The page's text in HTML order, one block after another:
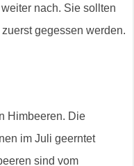
nach. Sie sollten
zuerst gegessen werden.
Himbeeren. Die
im Juli geerntet
sind vom